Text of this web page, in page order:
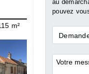
m²
Vente
au
pouvez
Demande
*